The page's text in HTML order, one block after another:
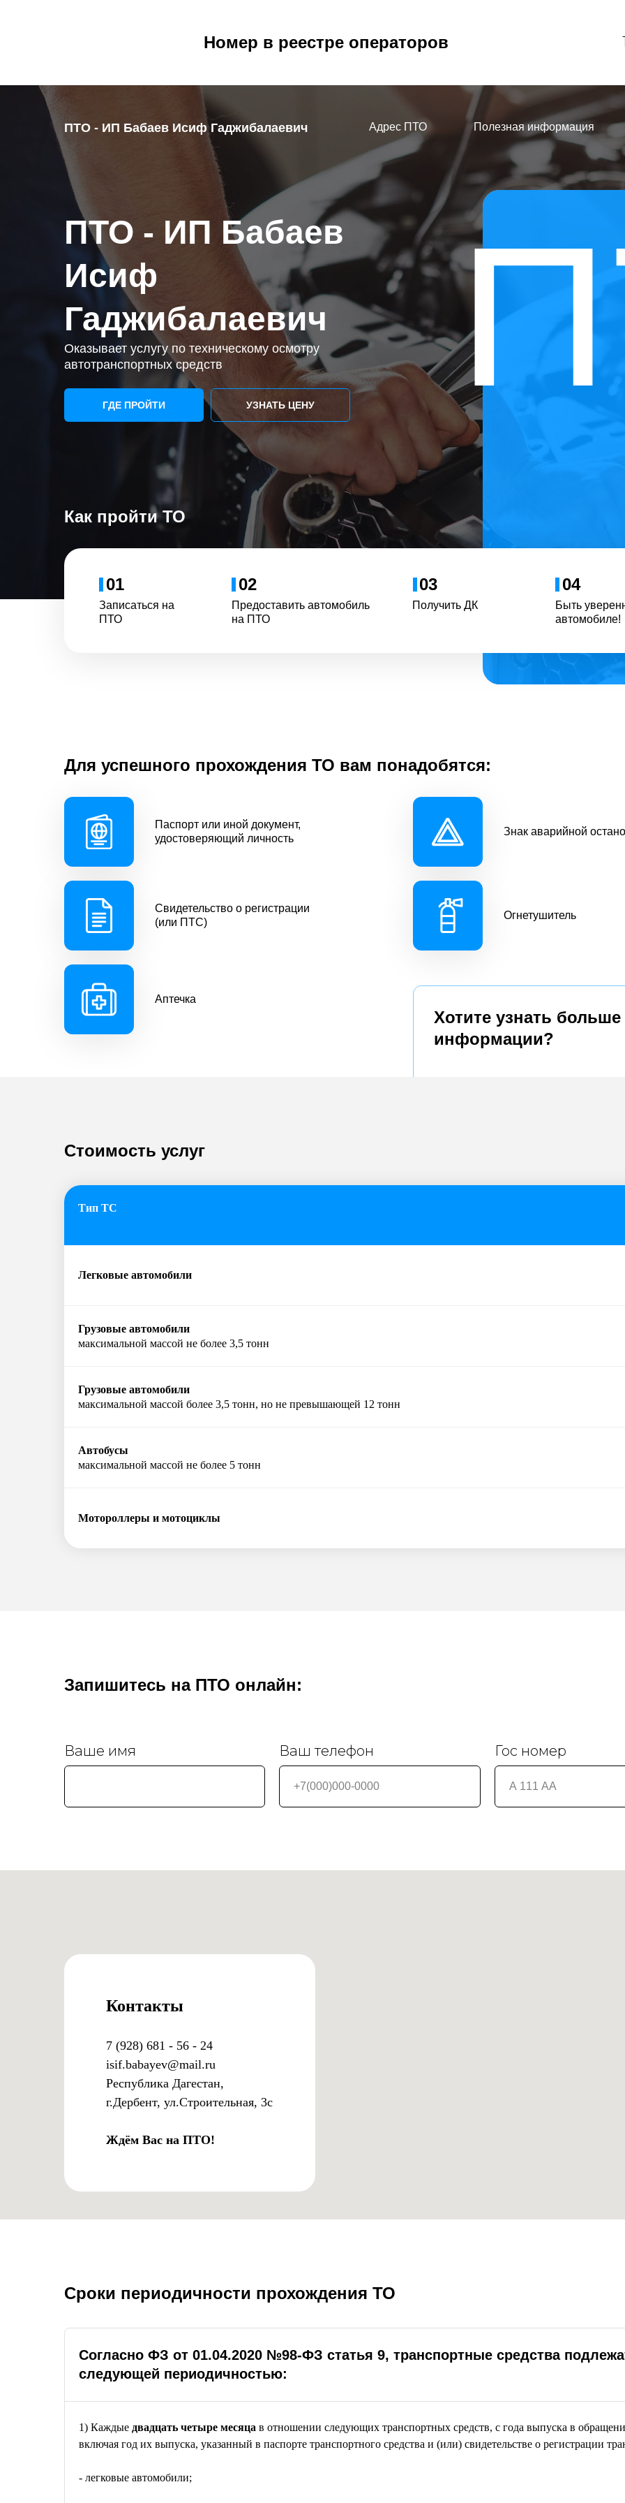
Номер в реестре операторов
ПТО - ИП Бабаев
Исиф
Гаджибалаевич
Оказывает услугу по техническому осмотру
автотранспортных средств
ГДЕ ПРОЙТИ УЗНАТЬ ЦЕНУ
ПТО - ИП Бабаев Исиф Гаджибалаевич Адрес ПТО Полезная информация
01
Записаться на
ПТО
02
Предоставить автомобиль
на ПТО
03
Получить ДК
04
Быть
автомобиле!
Для успешного прохождения ТО вам понадобятся:
Как пройти ТО
Паспорт или иной документ,
удостоверяющий личность
Свидетельство о регистрации
(или ПТС)
Аптечка
Огнетушитель
Хотите узнать
информации?
Знак аварийной
Стоимость услуг
Тип ТС
Легковые автомобили
Грузовые автомобили
максимальной массой не более 3,5 тонн
Грузовые автомобили
максимальной массой более 3,5 тонн, но не превышающей 12 тонн
Автобусы
максимальной массой не более 5 тонн
Мотороллеры и мотоциклы
Запишитесь на ПТО онлайн:
Ваше имя Ваш телефон Гос номер
Контакты
7 (928) 681 - 56 - 24
isif.babayev@mail.ru
Республика Дагестан,
г.Дербент, ул.Строительная, 3с
Ждём Вас на ПТО!
Cроки периодичности прохождения ТО
Согласно ФЗ от 01.04.2020 №98-ФЗ статья 9, транспортные средства
следующей периодичностью:
1) Каждые двадцать четыре месяца в отношении следующих транспортных средств, с года выпуска в
включая год их выпуска, указанный в паспорте транспортного средства и (или) свидетельстве о регистрации
- легковые автомобили;